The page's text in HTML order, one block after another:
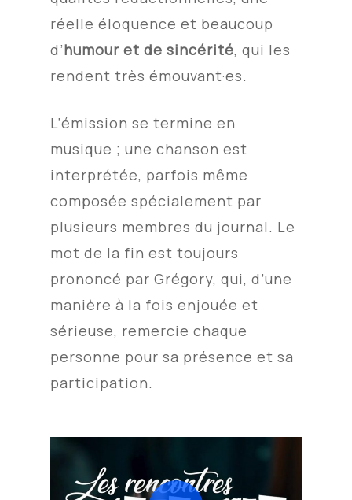
réelle éloquence et beaucoup
d’humour et de sincérité, qui les
rendent très émouvant·es.
L’émission se termine en
musique ; une chanson est
interprétée, parfois même
composée spécialement par
plusieurs membres du journal. Le
mot de la fin est toujours
prononcé par Grégory, qui, d’une
manière à la fois enjouée et
sérieuse, remercie chaque
personne pour sa présence et sa
participation.
Play Video